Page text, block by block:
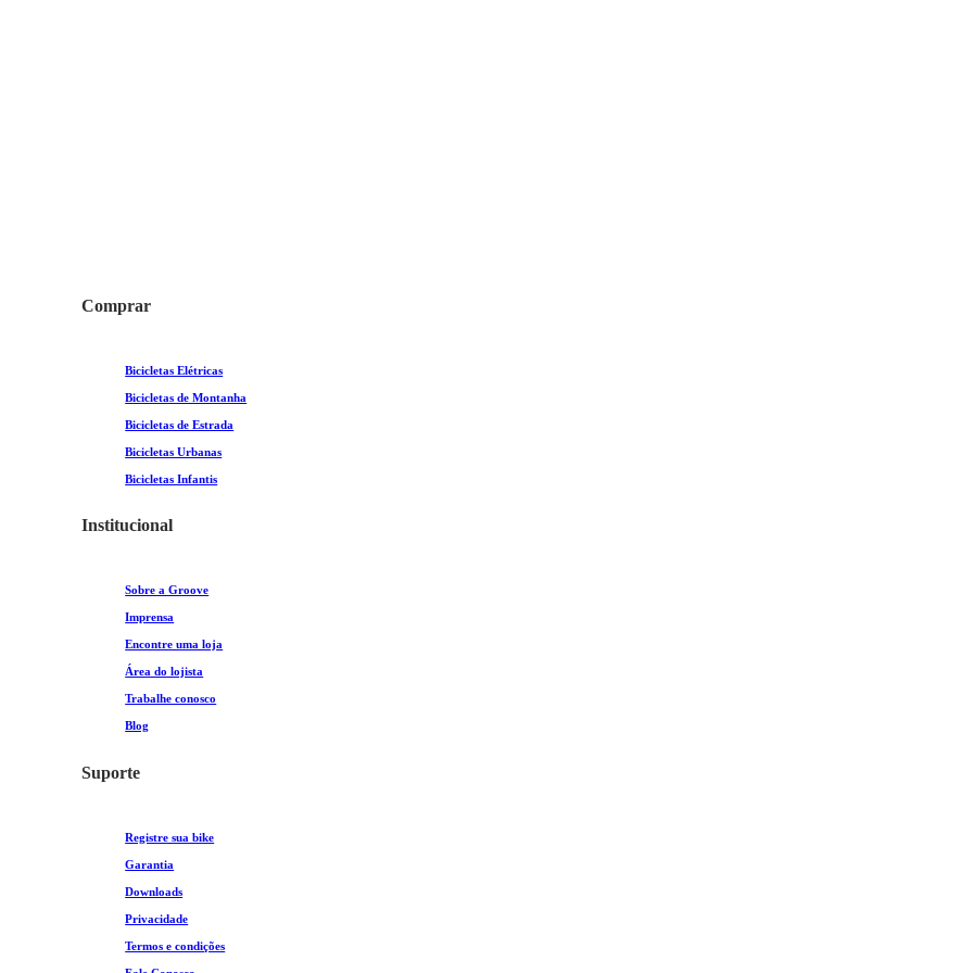
Comprar
Bicicletas Elétricas
Bicicletas de Montanha
Bicicletas de Estrada
Bicicletas Urbanas
Bicicletas Infantis
Institucional
Sobre a Groove
Imprensa
Encontre uma loja
Área do lojista
Trabalhe conosco
Blog
Suporte
Registre sua bike
Garantia
Downloads
Privacidade
Termos e condições